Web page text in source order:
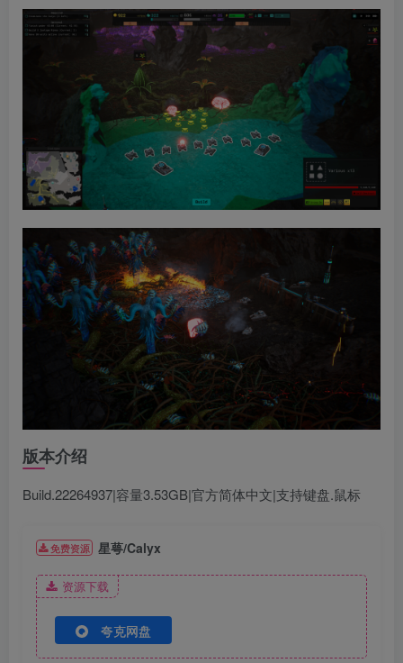
版本介绍
Build.22264937|容量3.53GB|官方简体中文|支持键盘.鼠标
免费资源 星萼/Calyx
资源下载
夸克网盘